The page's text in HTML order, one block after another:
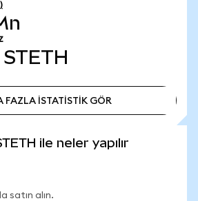
STETH
FAZLA İSTATİSTİK GÖR
ile neler yapılır
satın alın.